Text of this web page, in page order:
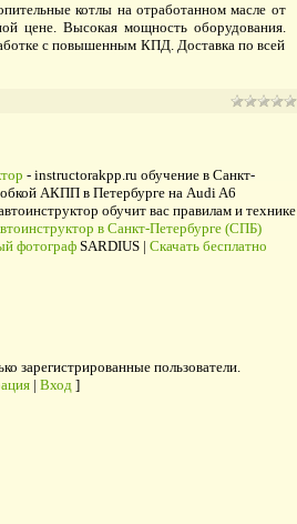
котлы на отработанном масле от
цене. Высокая мощность оборудования.
с повышенным КПД. Доставка по всей
- instructorakpp.ru обучение в Санкт-
АКПП в Петербурге на Audi A6
обучит вас правилам и технике
в Санкт-Петербурге (СПБ)
фотографSARDIUS | Скачать бесплатно
зарегистрированные пользователи.
| Вход]